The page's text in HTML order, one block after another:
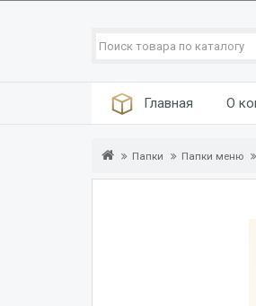
Главная О
Папки Папки меню